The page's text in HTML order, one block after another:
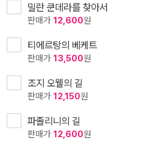
밀란 쿤데라를 찾아서
판매가 12,600원
티에르탕의 베케트
판매가 13,500원
조지 오웰의 길
판매가 12,150원
파졸리니의 길
판매가 12,600원